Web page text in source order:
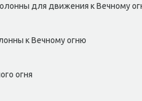
для движения к Вечному
к Вечному огню
огня